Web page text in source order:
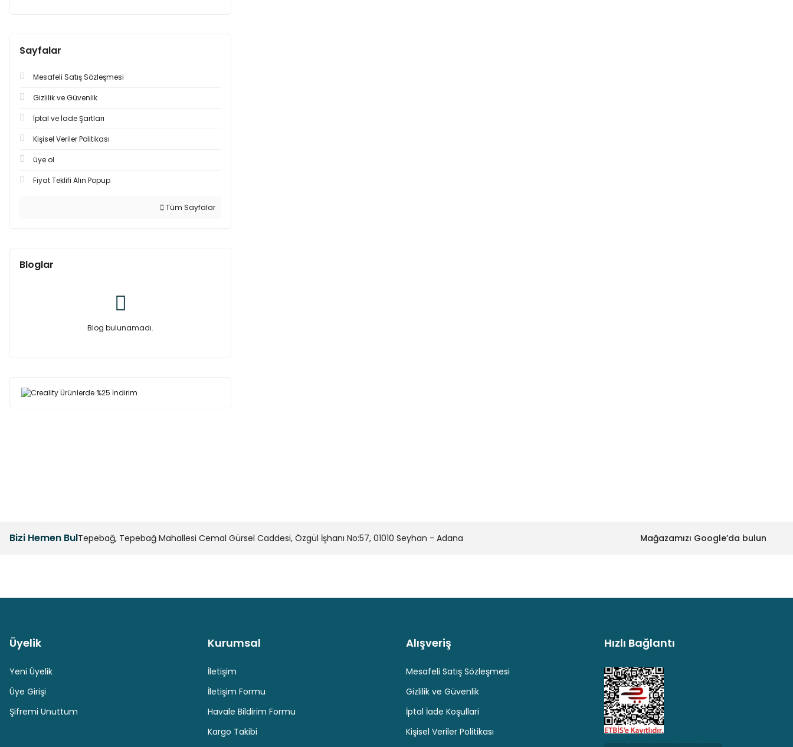
Sayfalar
Mesafeli Satış Sözleşmesi
Gizlilik ve Güvenlik
İptal ve İade Şartları
Kişisel Veriler Politikası
üye ol
Fiyat Teklifi Alın Popup
Tüm Sayfalar
Bloglar
Blog bulunamadı.
Bizi Hemen BulTepebağ, Tepebağ Mahallesi Cemal Gürsel Caddesi, Özgül İşhanı No:57, 01010 Seyhan - Adana Mağazamızı Google’da bulun
Güvenli Ödeme Hediyeli Ürün Seçenekleri
Üyelik
Yeni Üyelik
Üye Girişi
Şifremi Unuttum
Kurumsal
İletişim
İletişim Formu
Havale Bildirim Formu
Kargo Takibi
Alışveriş
Mesafeli Satış Sözleşmesi
Gizlilik ve Güvenlik
İptal İade Koşullari
Kişisel Veriler Politikası
Hızlı Bağlantı